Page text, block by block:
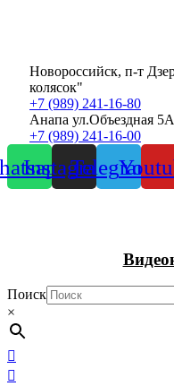
Новороссийск, п-т
колясок"
+7 (989) 241-16-80
Анапа ул.Объездная 5А
+7 (989) 241-16-00
InstagramTelegram
Поиск
×